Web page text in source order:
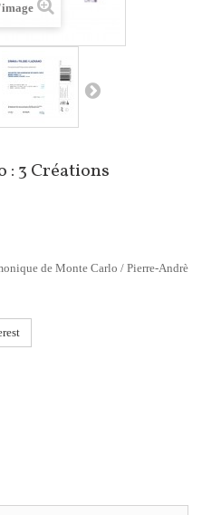
: 3 Créations
de Monte Carlo / Pierre-Andrè